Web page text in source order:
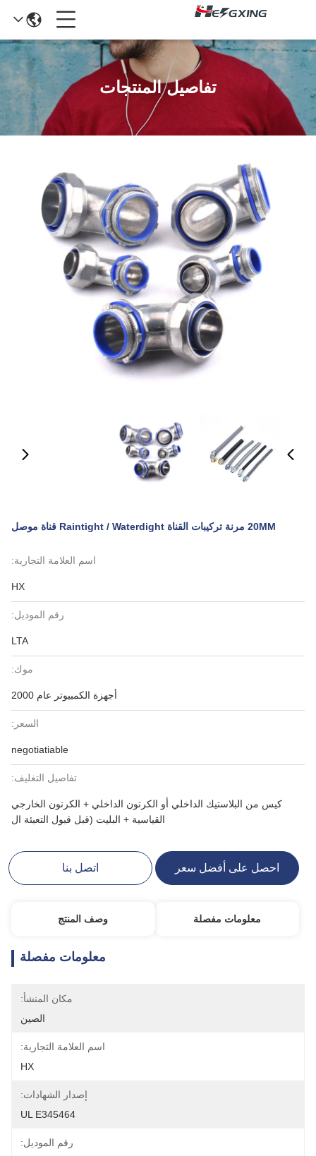
تفاصيل المنتجات
20MM مرنة تركيبات القناة Raintight / Waterdight قناة موصل
اسم العلامة التجارية:
HX
رقم الموديل:
LTA
موك:
أجهزة الكمبيوتر عام 2000
السعر:
negotiatiable
تفاصيل التغليف:
كيس من البلاستيك الداخلي أو الكرتون الداخلي + الكرتون الخارجي
القياسية + البليت (قبل قبول التعبئة ال
احصل على أفضل سعر اتصل بنا
معلومات مفصلة وصف المنتج
معلومات مفصلة
مكان المنشأ:
الصين
اسم العلامة التجارية:
HX
إصدار الشهادات:
UL E345464
رقم الموديل: